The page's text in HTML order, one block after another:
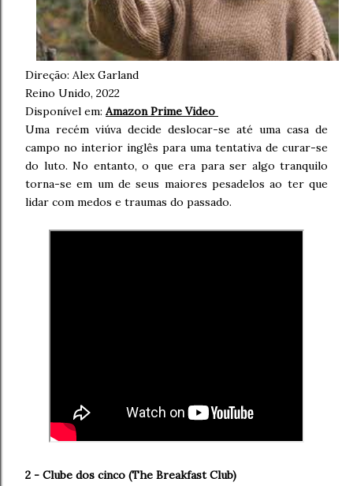
Direção: Alex Garland
Reino Unido, 2022
Disponível em: Amazon Prime Video
Uma recém viúva decide deslocar-se até uma casa de
campo no interior inglês para uma tentativa de curar-se
do luto. No entanto, o que era para ser algo tranquilo
torna-se em um de seus maiores pesadelos ao ter que
lidar com medos e traumas do passado.
2 - Clube dos cinco (The Breakfast Club)